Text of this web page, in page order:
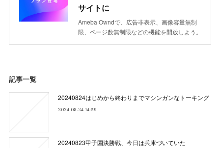
サイトに
Ameba Owndで、広告非表示、画像容量無制
限、ページ数無制限などの機能を開放しよう。
記事一覧
20240824はじめから終わりまでマシンガンなトーキング
2024.08.24 14:59
20240823甲子園決勝戦、今日は兵庫づいていた